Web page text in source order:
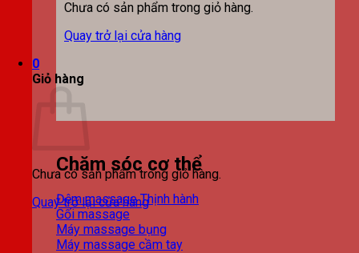
Chưa có sản phẩm trong giỏ hàng.
Quay trở lại cửa hàng
0
Giỏ hàng
Chưa có sản phẩm trong giỏ hàng.
Quay trở lại cửa hàng
Chăm sóc cơ thể
Đệm massage
Gối massage
Máy massage bụng
Máy massage cầm tay